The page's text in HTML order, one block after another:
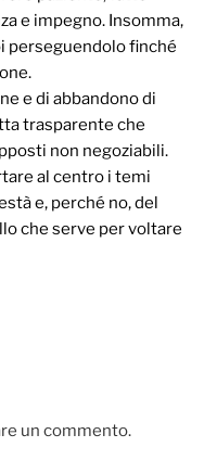
e impegno. Insomma,
perseguendolo finché
e di abbandono di
trasparente che
non negoziabili.
al centro i temi
e, perché no, del
che serve per voltare
un commento.